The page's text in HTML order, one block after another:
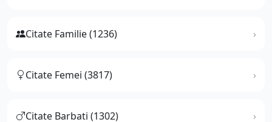
Citate Familie (1236)
Citate Femei (3817)
Citate Barbati (1302)